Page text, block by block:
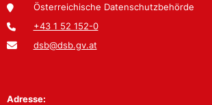
Österreichische Datenschutzbehörde
+43 1 52 152-0
dsb@dsb.gv.at
Adresse: